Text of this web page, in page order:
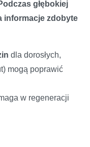
głębokiej
informacje zdobyte
dla dorosłych,
mogą poprawić
w regeneracji